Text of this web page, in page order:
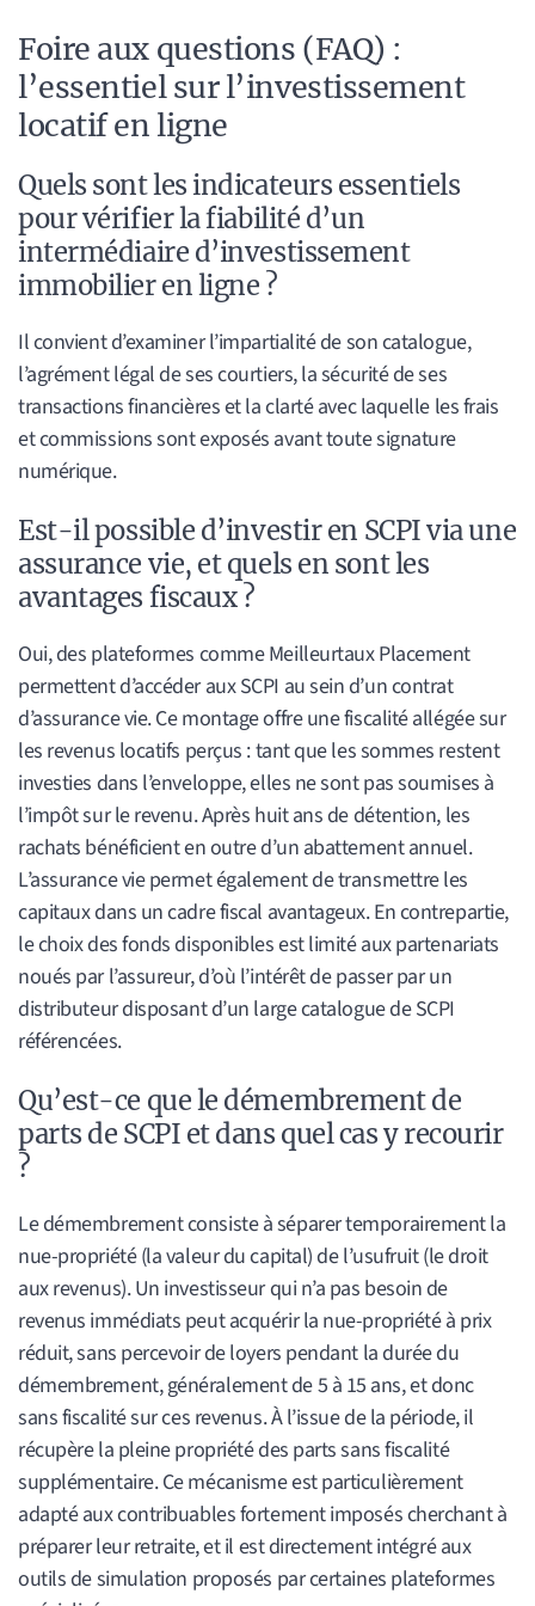
Foire aux questions (FAQ) :
l’essentiel sur l’investissement
locatif en ligne
Quels sont les indicateurs essentiels
pour vérifier la fiabilité d’un
intermédiaire d’investissement
immobilier en ligne ?
Il convient d’examiner l’impartialité de son catalogue,
l’agrément légal de ses courtiers, la sécurité de ses
transactions financières et la clarté avec laquelle les frais
et commissions sont exposés avant toute signature
numérique.
Est-il possible d’investir en SCPI via une
assurance vie, et quels en sont les
avantages fiscaux ?
Oui, des plateformes comme Meilleurtaux Placement
permettent d’accéder aux SCPI au sein d’un contrat
d’assurance vie. Ce montage offre une fiscalité allégée sur
les revenus locatifs perçus : tant que les sommes restent
investies dans l’enveloppe, elles ne sont pas soumises à
l’impôt sur le revenu. Après huit ans de détention, les
rachats bénéficient en outre d’un abattement annuel.
L’assurance vie permet également de transmettre les
capitaux dans un cadre fiscal avantageux. En contrepartie,
le choix des fonds disponibles est limité aux partenariats
noués par l’assureur, d’où l’intérêt de passer par un
distributeur disposant d’un large catalogue de SCPI
référencées.
Qu’est-ce que le démembrement de
parts de SCPI et dans quel cas y recourir
?
Le démembrement consiste à séparer temporairement la
nue-propriété (la valeur du capital) de l’usufruit (le droit
aux revenus). Un investisseur qui n’a pas besoin de
revenus immédiats peut acquérir la nue-propriété à prix
réduit, sans percevoir de loyers pendant la durée du
démembrement, généralement de 5 à 15 ans, et donc
sans fiscalité sur ces revenus. À l’issue de la période, il
récupère la pleine propriété des parts sans fiscalité
supplémentaire. Ce mécanisme est particulièrement
adapté aux contribuables fortement imposés cherchant à
préparer leur retraite, et il est directement intégré aux
outils de simulation proposés par certaines plateformes